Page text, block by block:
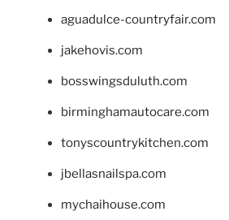
aguadulce-countryfair.com
jakehovis.com
bosswingsduluth.com
birminghamautocare.com
tonyscountrykitchen.com
jbellasnailspa.com
mychaihouse.com